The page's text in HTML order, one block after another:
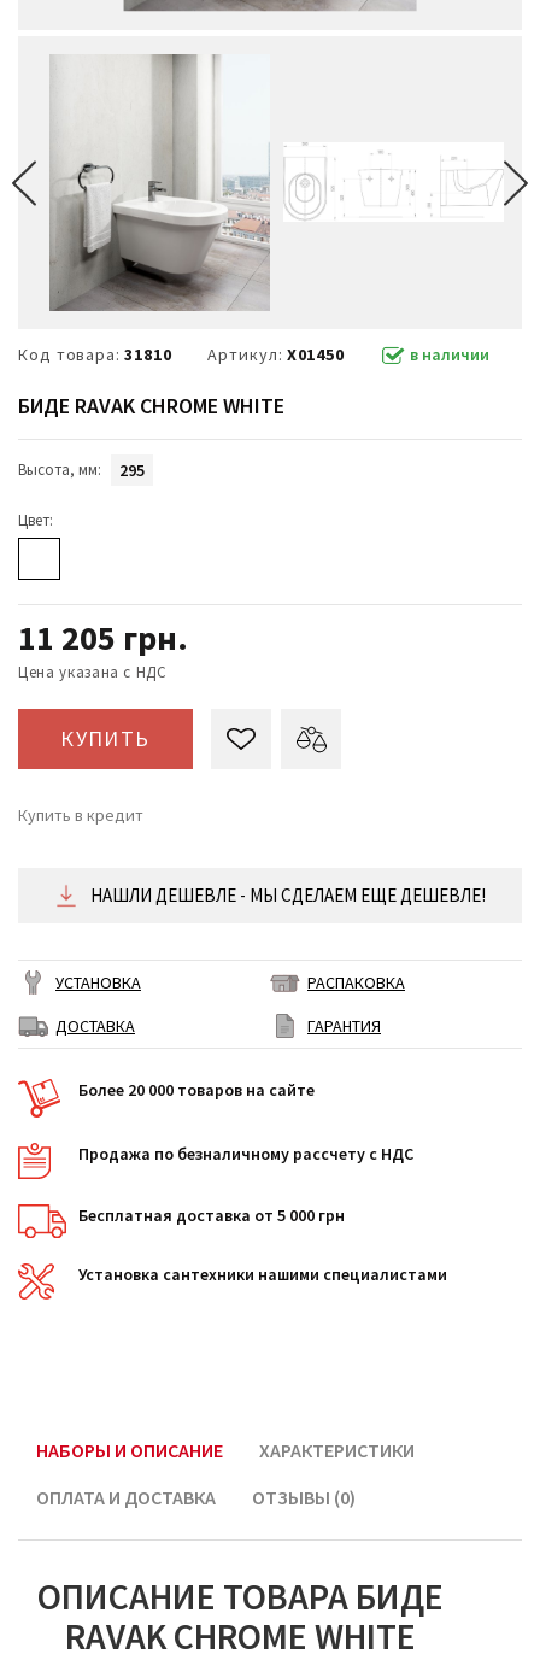
Код товара: 31810 Артикул: X01450 в наличии
БИДЕ RAVAK CHROME WHITE
Высота, мм: 295
Цвет:
11 205 грн.
Цена указана с НДС
КУПИТЬ
Купить в кредит
от 467 ₴/месяц
НАШЛИ ДЕШЕВЛЕ - МЫ СДЕЛАЕМ ЕЩЕ ДЕШЕВЛЕ!
УСТАНОВКА
РАСПАКОВКА
ДОСТАВКА
ГАРАНТИЯ
Более 20 000 товаров на сайте
Продажа по безналичному рассчету с НДС
Бесплатная доставка от 5 000 грн
Установка сантехники нашими специалистами
НАБОРЫ И ОПИСАНИЕ
ХАРАКТЕРИСТИКИ
ОПЛАТА И ДОСТАВКА
ОТЗЫВЫ (0)
ОПИСАНИЕ ТОВАРА БИДЕ
RAVAK CHROME WHITE